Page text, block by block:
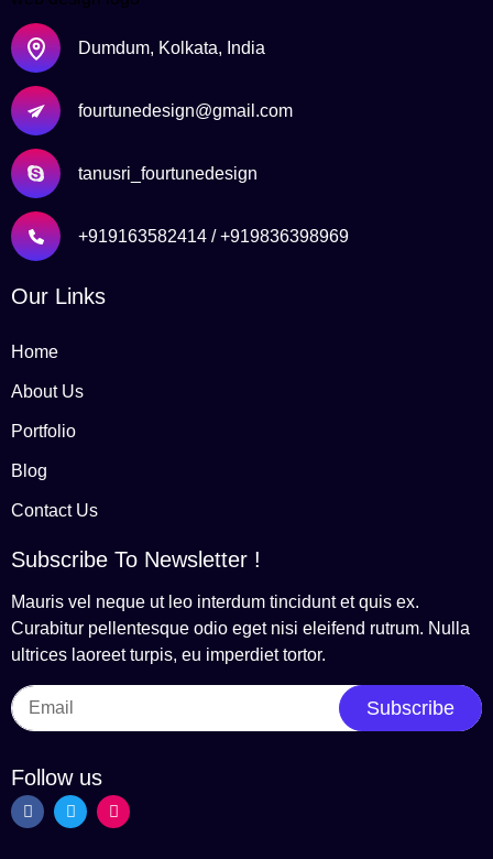
Dumdum, Kolkata, India
fourtunedesign@gmail.com
tanusri_fourtunedesign
+919163582414 / +919836398969
Our Links
Home
About Us
Portfolio
Blog
Contact Us
Subscribe To Newsletter !
Mauris vel neque ut leo interdum tincidunt et quis ex.
Curabitur pellentesque odio eget nisi eleifend rutrum. Nulla
ultrices laoreet turpis, eu imperdiet tortor.
Subscribe
Follow us